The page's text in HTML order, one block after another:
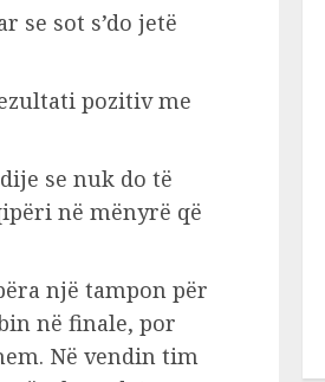
se sot s’do jetë
pozitiv me
se nuk do të
në mënyrë që
një tampon për
në finale, por
Në vendin tim